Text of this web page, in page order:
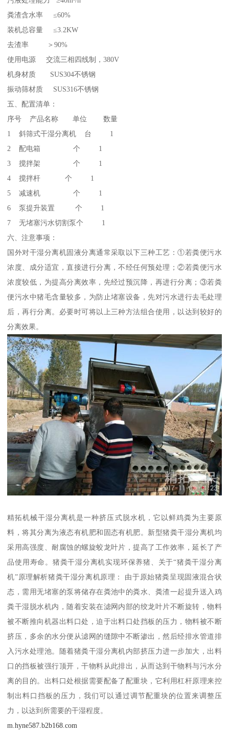
粪渣含水率 ≤60%
装机总容量 ≤3.2KW
去渣率 ＞90%
使用电源 交流三相四线制，380V
机身材质 SUS304不锈钢
振动筛材质 SUS316不锈钢
五、配置清单：
序号 产品名称 单位 数量
1 斜筛式干湿分离机 台 1
2 配电箱 个 1
3 搅拌架 个 1
4 搅拌杆 个 1
5 减速机 个 1
6 泵提升装置 个 1
7 无堵塞污水切割泵个 1
六、注意事项：
国外对干湿分离机固液分离通常采取以下三种工艺：①若粪便污水
浓度、成分适宜，直接进行分离，不经任何预处理；②若粪便污水
浓度较低，为提高分离效率，先经过预沉降，再进行分离；③若粪
便污水中猪毛含量较多，为防止堵塞设备，先对污水进行去毛处理
后，再行分离。必要时可将以上三种方法组合使用，以达到较好的
分离效果。
精拓机械干湿分离机是一种挤压式脱水机，它以鲜鸡粪为主要原
料，将其分离为液态有机肥和固态有机肥。新型猪粪干湿分离机均
采用高强度、耐腐蚀的螺旋蛟龙叶片，提高了工作效率，延长了产
品使用寿命。猪粪干湿分离机实现环保养猪、关于“猪粪干湿分离
机”原理解析猪粪干湿分离机原理： 由于原始猪粪呈现固液混合状
态，需用无堵塞的泵将储存在粪池中的粪水、粪渣一起提升送入鸡
粪干湿脱水机内，随着安装在滤网内部的绞龙叶片不断旋转，物料
被不断推向机器出料口处，迫于出料口处挡板的压力，物料被不断
挤压，多余的水分便从滤网的缝隙中不断渗出，然后经排水管道排
入污水处理池。随着猪粪干湿分离机内部挤压力进一步加大，出料
口的挡板被强行顶开，干物料从此排出，从而达到干物料与污水分
离的目的。出料口处根据需要配备了配重块，它利用杠杆原理来控
制出料口挡板的压力，我们可以通过调节配重块的位置来调整压
力，以达到所需要的干湿程度。
m.hyne587.b2b168.com